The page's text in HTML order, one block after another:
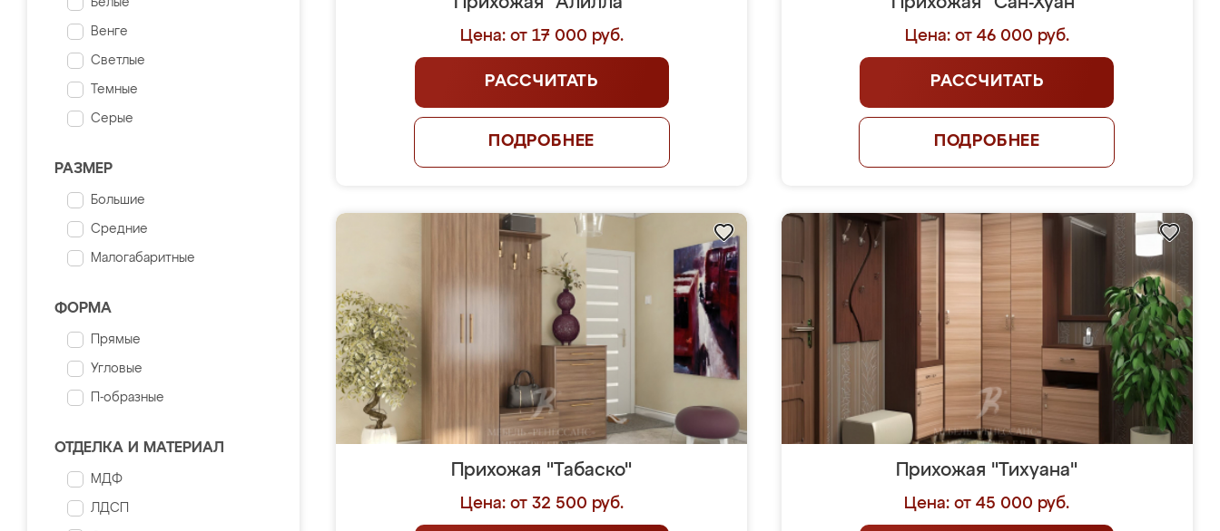
Белые
Венге
Светлые
Темные
Серые
РАЗМЕР
Большие
Средние
Малогабаритные
ФОРМА
Прямые
Угловые
П-образные
ОТДЕЛКА И МАТЕРИАЛ
МДФ
ЛДСП
Цена: от 17 000 руб.
РАССЧИТАТЬ
ПОДРОБНЕЕ
Цена: от 46 000 руб.
РАССЧИТАТЬ
ПОДРОБНЕЕ
Прихожая "Табаско"
Цена: от 32 500 руб.
Прихожая "Тихуана"
Цена: от 45 000 руб.